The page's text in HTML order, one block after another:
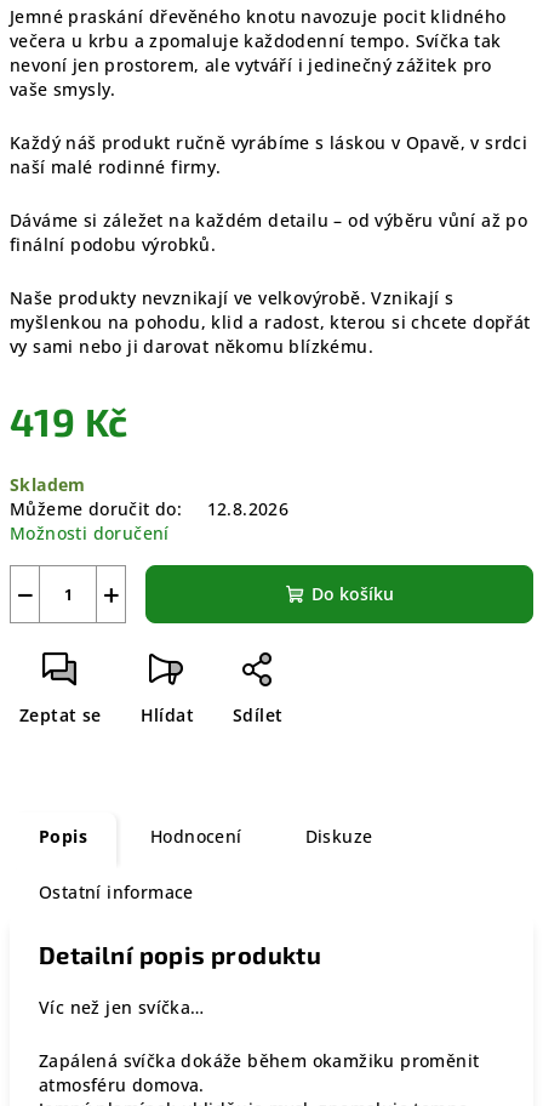
Jemné praskání dřevěného knotu navozuje pocit klidného
večera u krbu a zpomaluje každodenní tempo. Svíčka tak
nevoní jen prostorem, ale vytváří i jedinečný zážitek pro
vaše smysly.
Každý náš produkt ručně vyrábíme s láskou v Opavě, v srdci
naší malé rodinné firmy.
Dáváme si záležet na každém detailu – od výběru vůní až po
finální podobu výrobků.
Naše produkty nevznikají ve velkovýrobě. Vznikají s
myšlenkou na pohodu, klid a radost, kterou si chcete dopřát
vy sami nebo ji darovat někomu blízkému.
419 Kč
cena:
Skladem
Můžeme doručit do:
12.8.2026
Možnosti doručení
+
− Do košíku
Zeptat se Hlídat Sdílet
Popis Hodnocení Diskuze
Ostatní informace
Detailní popis produktu
Víc než jen svíčka…
Zapálená svíčka dokáže během okamžiku proměnit
atmosféru domova.